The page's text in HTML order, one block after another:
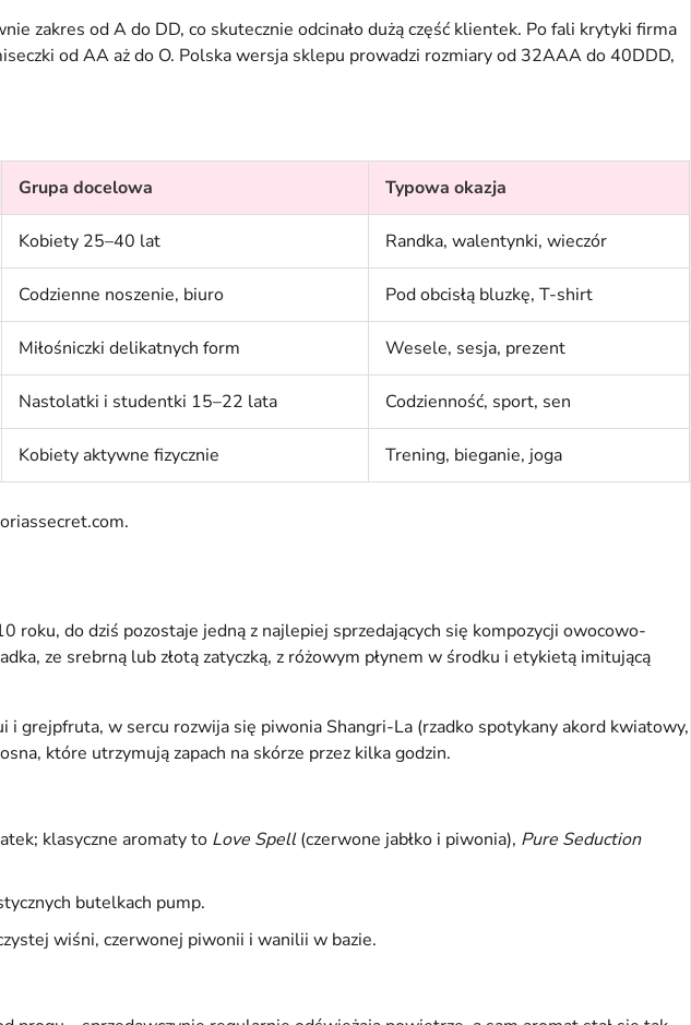
zakres od A do DD, co skutecznie odcinało dużą część klientek. Po fali krytyki firma
od AA aż do O. Polska wersja sklepu prowadzi rozmiary od 32AAA do 40DDD,
Grupa docelowa Typowa okazja
Kobiety 25–40 lat Randka, walentynki, wieczór
Codzienne noszenie, biuro Pod obcisłą bluzkę, T-shirt
Miłośniczki delikatnych form Wesele, sesja, prezent
Nastolatki i studentki 15–22 lata Codzienność, sport, sen
Kobiety aktywne fizycznie Trening, bieganie, joga
do dziś pozostaje jedną z najlepiej sprzedających się kompozycji owocowo-
ze srebrną lub złotą zatyczką, z różowym płynem w środku i etykietą imitującą
w sercu rozwija się piwonia Shangri-La (rzadko spotykany akord kwiatowy,
które utrzymują zapach na skórze przez kilka godzin.
klasyczne aromaty to Love Spell(czerwone jabłko i piwonia), Pure Seduction
butelkach pump.
wiśni, czerwonej piwonii i wanilii w bazie.